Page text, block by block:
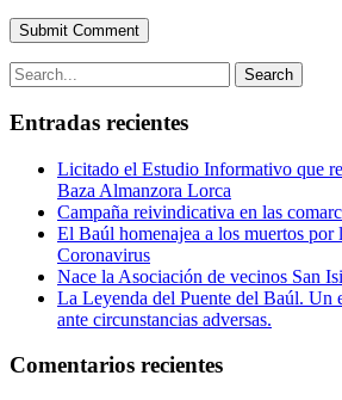
Submit Comment
Search
Entradas recientes
Licitado el Estudio Informativo que
Baza Almanzora Lorca
Campaña reivindicativa en las
El Baúl homenajea a los muertos por
Coronavirus
Nace la Asociación de vecinos San
La Leyenda del Puente del Baúl. Un
ante circunstancias adversas.
Comentarios recientes